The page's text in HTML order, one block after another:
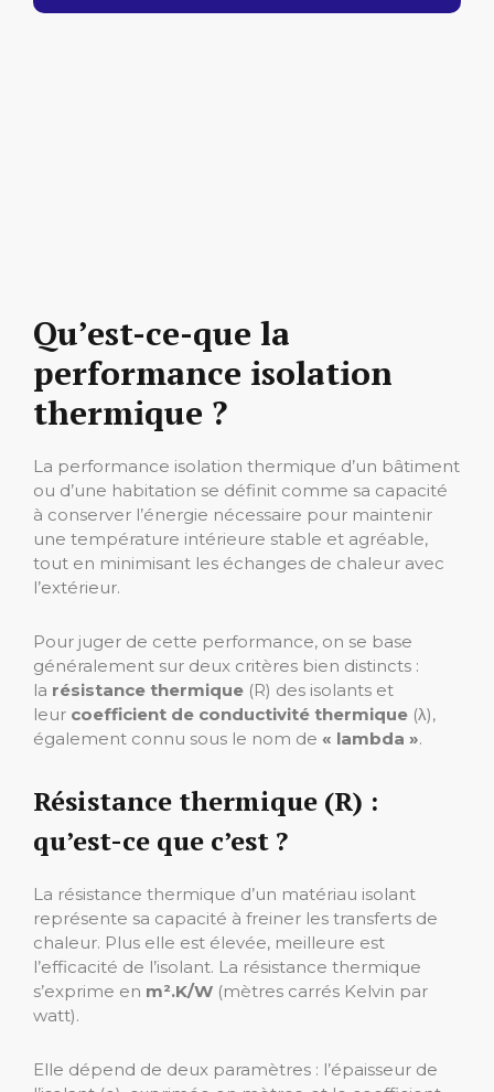
Qu’est-ce-que la
performance isolation
thermique ?
La performance isolation thermique d’un bâtiment
ou d’une habitation se définit comme sa capacité
à conserver l’énergie nécessaire pour maintenir
une température intérieure stable et agréable,
tout en minimisant les échanges de chaleur avec
l’extérieur.
Pour juger de cette performance, on se base
généralement sur deux critères bien distincts :
la résistance thermique (R) des isolants et
leur coefficient de conductivité thermique (λ),
également connu sous le nom de « lambda ».
Résistance thermique (R) :
qu’est-ce que c’est ?
La résistance thermique d’un matériau isolant
représente sa capacité à freiner les transferts de
chaleur. Plus elle est élevée, meilleure est
l’efficacité de l’isolant. La résistance thermique
s’exprime en m².K/W (mètres carrés Kelvin par
watt).
Elle dépend de deux paramètres : l’épaisseur de